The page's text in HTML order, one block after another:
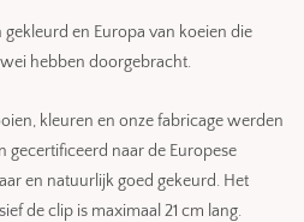
en Europa van koeien die
hebben doorgebracht.
kleuren en onze fabricage werden
gecertificeerd naar de Europese
en natuurlijk goed gekeurd. Het
de clip is maximaal 21 cm lang.